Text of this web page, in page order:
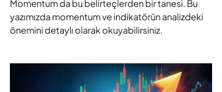
Momentum da bu belirteçlerden bir tanesi. Bu
yazımızda momentum ve indikatörün analizdeki
önemini detaylı olarak okuyabilirsiniz.